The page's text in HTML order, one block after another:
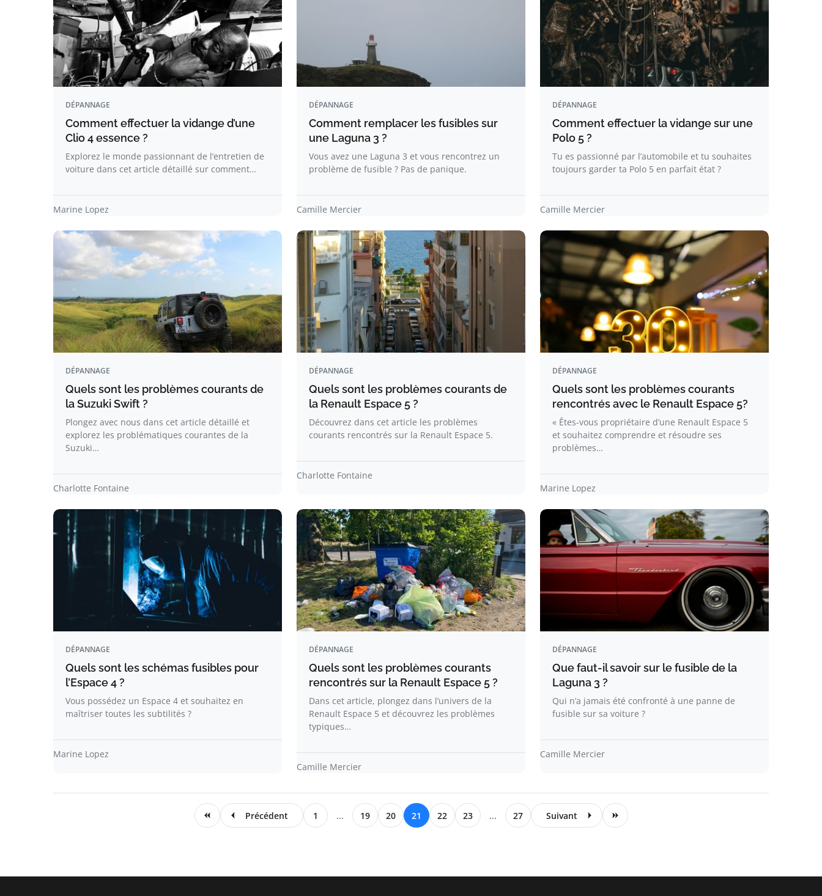
DÉPANNAGE
Comment effectuer la vidange d’une
Clio 4 essence ?
Explorez le monde passionnant de l’entretien de
voiture dans cet article détaillé sur comment…
Marine Lopez
DÉPANNAGE
Comment remplacer les fusibles sur
une Laguna 3 ?
Vous avez une Laguna 3 et vous rencontrez un
problème de fusible ? Pas de panique.
Camille Mercier
DÉPANNAGE
Comment effectuer la vidange sur une
Polo 5 ?
Tu es passionné par l’automobile et tu souhaites
toujours garder ta Polo 5 en parfait état ?
Camille Mercier
DÉPANNAGE
Quels sont les problèmes courants de
la Suzuki Swift ?
Plongez avec nous dans cet article détaillé et
explorez les problématiques courantes de la
Suzuki…
Charlotte Fontaine
DÉPANNAGE
Quels sont les problèmes courants de
la Renault Espace 5 ?
Découvrez dans cet article les problèmes
courants rencontrés sur la Renault Espace 5.
Charlotte Fontaine
DÉPANNAGE
Quels sont les problèmes courants
rencontrés avec le Renault Espace 5?
« Êtes-vous propriétaire d’une Renault Espace 5
et souhaitez comprendre et résoudre ses
problèmes…
Marine Lopez
DÉPANNAGE
Quels sont les schémas fusibles pour
l’Espace 4 ?
Vous possédez un Espace 4 et souhaitez en
maîtriser toutes les subtilités ?
Marine Lopez
DÉPANNAGE
Quels sont les problèmes courants
rencontrés sur la Renault Espace 5 ?
Dans cet article, plongez dans l’univers de la
Renault Espace 5 et découvrez les problèmes
typiques…
Camille Mercier
DÉPANNAGE
Que faut-il savoir sur le fusible de la
Laguna 3 ?
Qui n’a jamais été confronté à une panne de
fusible sur sa voiture ?
Camille Mercier
Précédent 1 ... 19 20 21 22 23 ... 27 Suivant